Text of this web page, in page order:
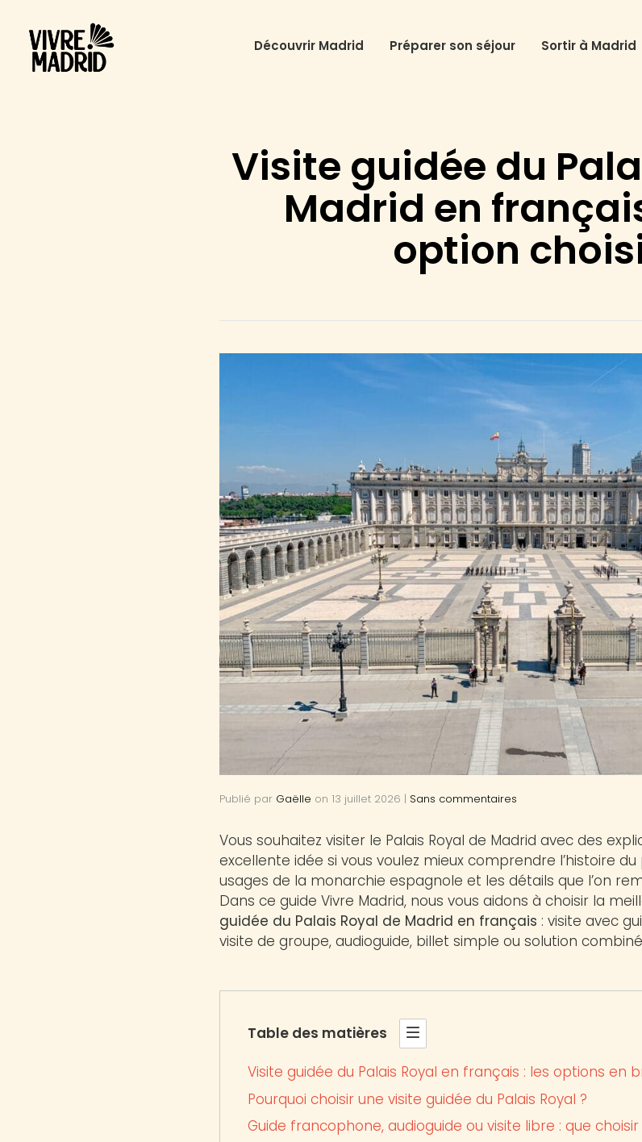
Découvrir Madrid Préparer son séjour Sortir à Madrid
Visite guidée du
Madrid en
option
Publié par Gaëlle on 13 juillet 2026 | Sans commentaires
Vous souhaitez visiter le Palais Royal de Madrid avec des
excellente idée si vous voulez mieux comprendre l’histoire
usages de la monarchie espagnole et les détails que l’on
Dans ce guide Vivre Madrid, nous vous aidons à choisir la
guidée du Palais Royal de Madrid en français : visite avec
visite de groupe, audioguide, billet simple ou solution
Table des matières
Visite guidée du Palais Royal en français : les options en
Pourquoi choisir une visite guidée du Palais Royal ?
Guide francophone, audioguide ou visite libre : que choisir